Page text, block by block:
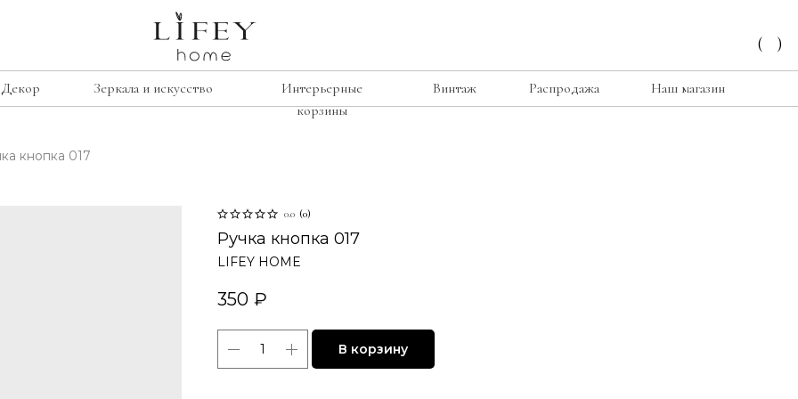
( )
Декор Зеркала и искусство
Интерьерные
корзины
Винтаж Распродажа Наш магазин
кнопка 017
0.0 (0)
Ручка кнопка 017
LIFEY HOME
350 ₽
В корзину